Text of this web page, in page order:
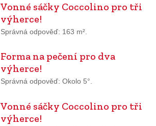
Vonné sáčky Coccolino pro tři
výherce!
Správná odpověď: 163 m².
Forma na pečení pro dva
výherce!
Správná odpověď: Okolo 5°.
Vonné sáčky Coccolino pro tři
výherce!